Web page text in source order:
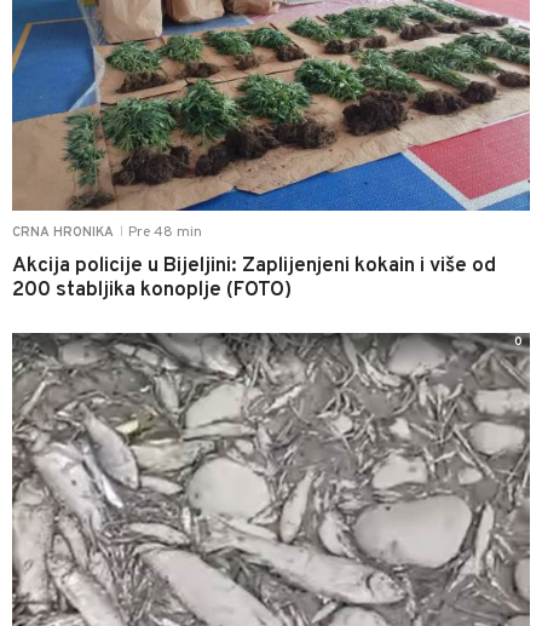
CRNA HRONIKA Pre 48 min
Akcija policije u Bijeljini: Zaplijenjeni kokain i više od
200 stabljika konoplje (FOTO)
0